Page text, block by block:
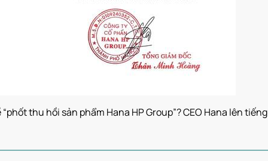
thu hồi sản phẩm Hana HP Group”? CEO Hana lên tiếng